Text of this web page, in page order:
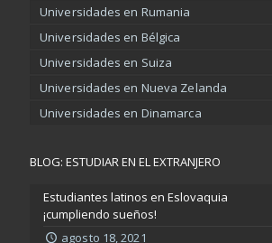
Universidades en Rumania
Universidades en Bélgica
Universidades en Suiza
Universidades en Nueva Zelanda
Universidades en Dinamarca
BLOG: ESTUDIAR EN EL EXTRANJERO
Estudiantes latinos en Eslovaquia
¡cumpliendo sueños!
agosto 18, 2021